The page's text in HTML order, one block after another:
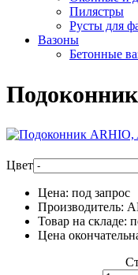
Пилястры
Русты для
Вазоны
Бетонные
Цвет
Цена: под запрос
Производитель:
Товар на складе:
Цена